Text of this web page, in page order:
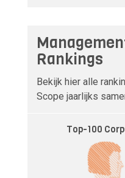
Rankings
Bekijk hier alle
Scope jaarlijks
Top-100